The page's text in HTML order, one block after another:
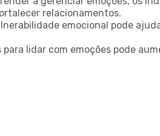
relacionamentos.
emocional pode
lidar com emoções pode